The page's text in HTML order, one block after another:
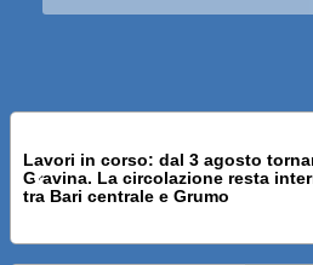
Lavori in corso: dal 3 agosto
Gravina. La circolazione resta
tra Bari centrale e Grumo
Previous news